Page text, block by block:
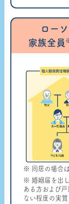
ロー
家族全員
※ 同居の場合は
※ 婚姻届を出
ある方および
ない程度の実